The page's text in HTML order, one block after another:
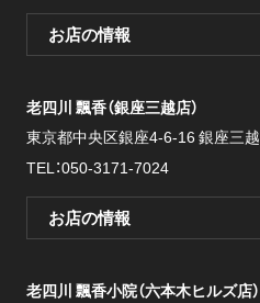
お店の情報
老四川 飄香（銀座三越店）
東京都中央区銀座4-6-16 銀座三
TEL：050-3171-7024
お店の情報
老四川 飄香小院（六本木ヒルズ店）